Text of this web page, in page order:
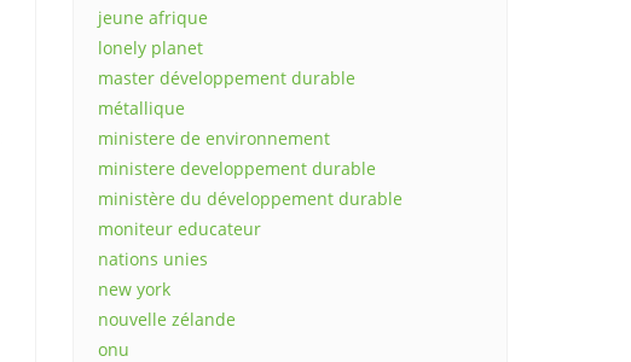
jeune afrique
lonely planet
master développement durable
métallique
ministere de environnement
ministere developpement durable
ministère du développement durable
moniteur educateur
nations unies
new york
nouvelle zélande
onu